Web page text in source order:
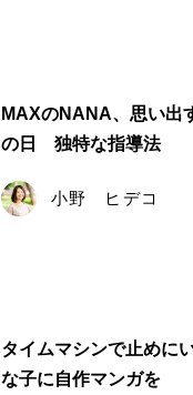
MAXのNANA、思い出
の日 独特な指導法
小野 ヒデコ
タイムマシンで止めに
な子に自作マンガを